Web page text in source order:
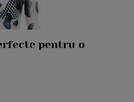
pentru o